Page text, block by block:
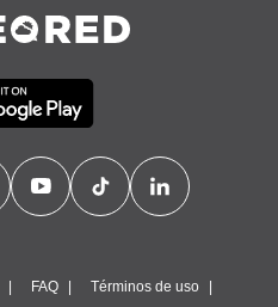
FAQ Términos de uso